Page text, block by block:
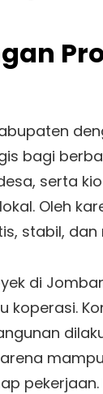
bagi
serta
Oleh
stabil,
di
koperasi.